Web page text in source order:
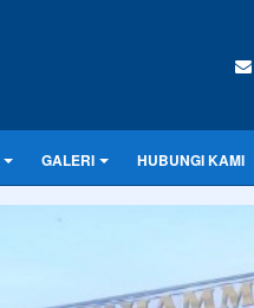
GALERI HUBUNGI KAMI